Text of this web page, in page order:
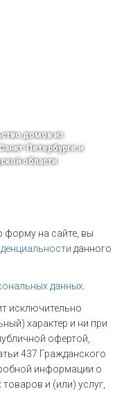
домов из
Петербурге и
области
на сайте, вы
данного
данных
исключительно
характер и ни при
офертой,
437 Гражданского
информации о
и (или) услуг,